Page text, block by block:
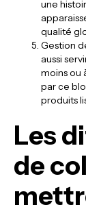
une
qualité
Gestion
aussi
moins ou
par ce
produits
Les
de